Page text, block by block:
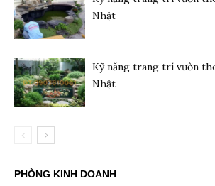
Nhật
Kỹ năng trang trí vườn
Nhật
PHÒNG KINH DOANH